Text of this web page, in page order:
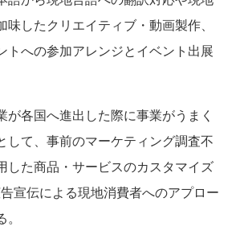
したクリエイティブ・動画製作、
トへの参加アレンジとイベント出展
各国へ進出した際に事業がうまく
して、事前のマーケティング調査不
した商品・サービスのカスタマイズ
宣伝による現地消費者へのアプロー